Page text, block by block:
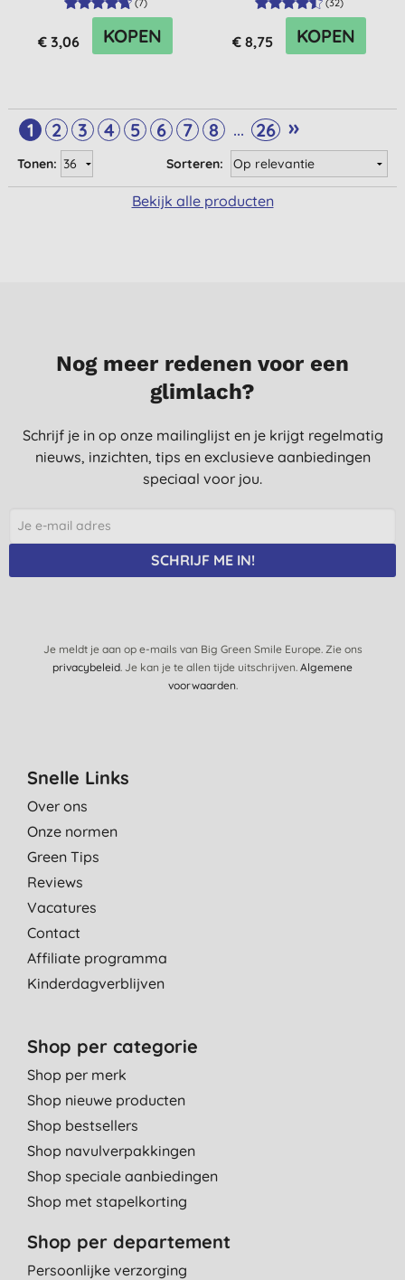
(7)
€ 3,06 KOPEN
(32)
€ 8,75 KOPEN
1 2 3 4 5 6 7 8 ... 26 »
Sorteren:
Tonen:
Bekijk alle producten
Nog meer redenen voor een
glimlach?
Schrijf je in op onze mailinglijst en je krijgt regelmatig
nieuws, inzichten, tips en exclusieve aanbiedingen
speciaal voor jou.
SCHRIJF ME IN!
Je meldt je aan op e-mails van Big Green Smile Europe. Zie ons
privacybeleid. Je kan je te allen tijde uitschrijven. Algemene
voorwaarden.
Snelle Links
Over ons
Onze normen
Green Tips
Reviews
Vacatures
Contact
Affiliate programma
Kinderdagverblijven
Shop per categorie
Shop per merk
Shop nieuwe producten
Shop bestsellers
Shop navulverpakkingen
Shop speciale aanbiedingen
Shop met stapelkorting
Shop per departement
Persoonlijke verzorging